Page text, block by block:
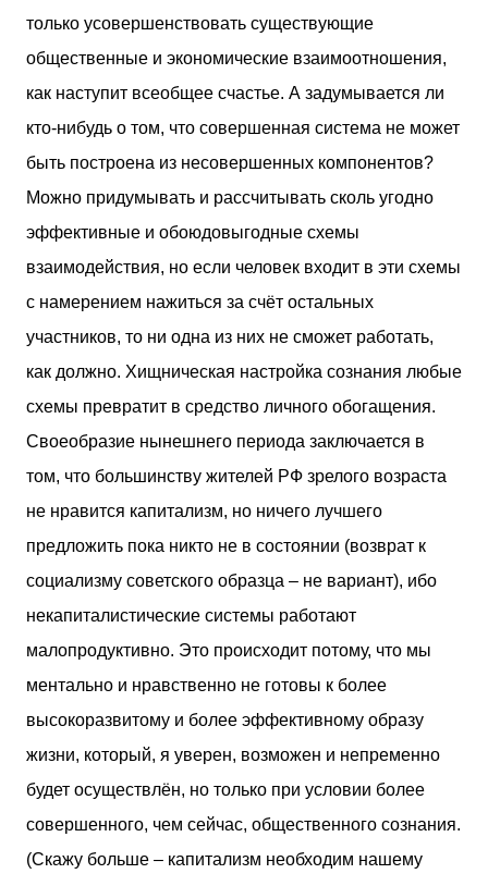
только усовершенствовать существующие
общественные и экономические взаимоотношения,
как наступит всеобщее счастье. А задумывается ли
кто-нибудь о том, что совершенная система не может
быть построена из несовершенных компонентов?
Можно придумывать и рассчитывать сколь угодно
эффективные и обоюдовыгодные схемы
взаимодействия, но если человек входит в эти схемы
с намерением нажиться за счёт остальных
участников, то ни одна из них не сможет работать,
как должно. Хищническая настройка сознания любые
схемы превратит в средство личного обогащения.
Своеобразие нынешнего периода заключается в
том, что большинству жителей РФ зрелого возраста
не нравится капитализм, но ничего лучшего
предложить пока никто не в состоянии (возврат к
социализму советского образца – не вариант), ибо
некапиталистические системы работают
малопродуктивно. Это происходит потому, что мы
ментально и нравственно не готовы к более
высокоразвитому и более эффективному образу
жизни, который, я уверен, возможен и непременно
будет осуществлён, но только при условии более
совершенного, чем сейчас, общественного сознания.
(Скажу больше – капитализм необходим нашему